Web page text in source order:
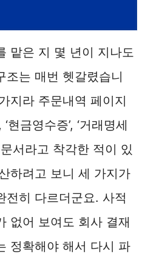
맡은 지 몇 년이 지나도
조는 매번 헷갈렸습니
지라 주문내역 페이지
현금영수증’, ‘거래명세
서라고 착각한 적이 있
하려고 보니 세 가지가
전히 다르더군요. 사적
없어 보여도 회사 결재
정확해야 해서 다시 파